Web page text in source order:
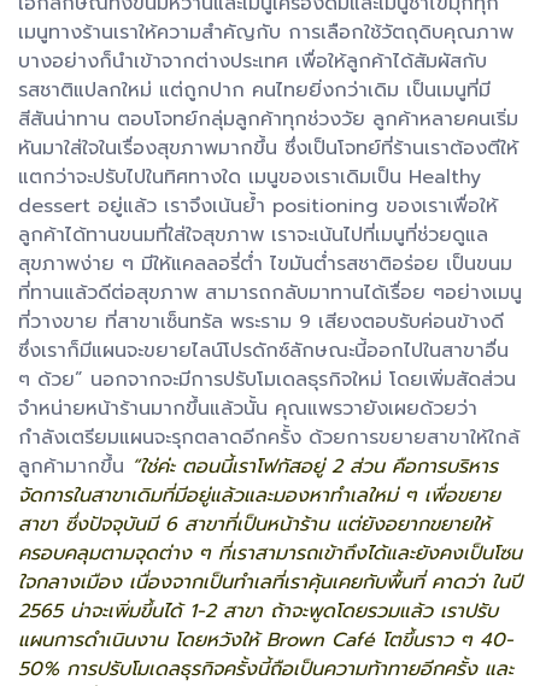
เมนูทางร้านเราให้ความสำคัญกับ การเลือกใช้วัตถุดิบคุณภาพ
บางอย่างก็นำเข้าจากต่างประเทศ เพื่อให้ลูกค้าได้สัมผัสกับ
รสชาติแปลกใหม่ แต่ถูกปาก คนไทยยิ่งกว่าเดิม เป็นเมนูที่มี
สีสันน่าทาน ตอบโจทย์กลุ่มลูกค้าทุกช่วงวัย ลูกค้าหลายคนเริ่ม
หันมาใส่ใจในเรื่องสุขภาพมากขึ้น ซึ่งเป็นโจทย์ที่ร้านเราต้องตีให้
แตกว่าจะปรับไปในทิศทางใด เมนูของเราเดิมเป็น Healthy
dessert อยู่แล้ว เราจึงเน้นย้ำ positioning ของเราเพื่อให้
ลูกค้าได้ทานขนมที่ใส่ใจสุขภาพ เราจะเน้นไปที่เมนูที่ช่วยดูแล
สุขภาพง่าย ๆ มีให้แคลลอรี่ต่ำ ไขมันต่ำรสชาติอร่อย เป็นขนม
ที่ทานแล้วดีต่อสุขภาพ สามารถกลับมาทานได้เรื่อย ๆอย่างเมนู
ที่วางขาย ที่สาขาเซ็นทรัล พระราม 9 เสียงตอบรับค่อนข้างดี
ซึ่งเราก็มีแผนจะขยายไลน์โปรดักซ์ลักษณะนี้ออกไปในสาขาอื่น
ๆ ด้วย” นอกจากจะมีการปรับโมเดลธุรกิจใหม่ โดยเพิ่มสัดส่วน
จำหน่ายหน้าร้านมากขึ้นแล้วนั้น คุณแพรวายังเผยด้วยว่า
กำลังเตรียมแผนจะรุกตลาดอีกครั้ง ด้วยการขยายสาขาให้ใกล้
ลูกค้ามากขึ้น “ใช่ค่ะ ตอนนี้เราโฟกัสอยู่ 2 ส่วน คือการบริหาร
จัดการในสาขาเดิมที่มีอยู่แล้วและมองหาทำเลใหม่ ๆ เพื่อขยาย
สาขา ซึ่งปัจจุบันมี 6 สาขาที่เป็นหน้าร้าน แต่ยังอยากขยายให้
ครอบคลุมตามจุดต่าง ๆ ที่เราสามารถเข้าถึงได้และยังคงเป็นโซน
ใจกลางเมือง เนื่องจากเป็นทำเลที่เราคุ้นเคยกับพื้นที่ คาดว่า ในปี
2565 น่าจะเพิ่มขึ้นได้ 1-2 สาขา ถ้าจะพูดโดยรวมแล้ว เราปรับ
แผนการดำเนินงาน โดยหวังให้ Brown Café โตขึ้นราว ๆ 40-
50% การปรับโมเดลธุรกิจครั้งนี้ถือเป็นความท้าทายอีกครั้ง และ